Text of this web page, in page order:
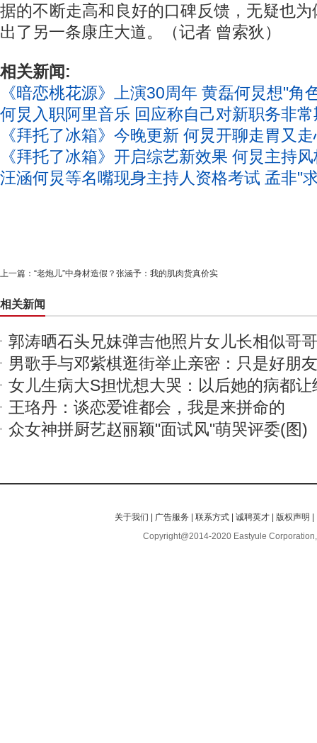
据的不断走高和良好的口碑反馈，无疑也
出了另一条康庄大道。（记者 曾索狄）
相关新闻:
《暗恋桃花源》上演30周年 黄磊何炅想"角
何炅入职阿里音乐 回应称自己对新职务非
《拜托了冰箱》今晚更新 何炅开聊走胃又
《拜托了冰箱》开启综艺新效果 何炅主持
汪涵何炅等名嘴现身主持人资格考试 孟非"
上一篇： “老炮儿”中身材造假？张涵予：我的肌肉货真价实
相关新闻
郭涛晒石头兄妹弹吉他照片女儿长相似哥
男歌手与邓紫棋逛街举止亲密：只是好朋
女儿生病大S担忧想大哭：以后她的病都让
王珞丹：谈恋爱谁都会，我是来拼命的
众女神拼厨艺赵丽颖"面试风"萌哭评委(图)
关于我们 | 广告服务 |联系方式 |诚聘英才 | 版权声明 |
Copyright@2014-2020 Eastyule